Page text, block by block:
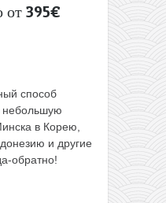
от 395€
способ
небольшую
в Корею,
и другие
обратно!